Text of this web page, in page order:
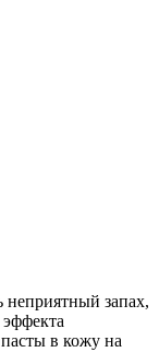
неприятный запах,
пасты в кожу на